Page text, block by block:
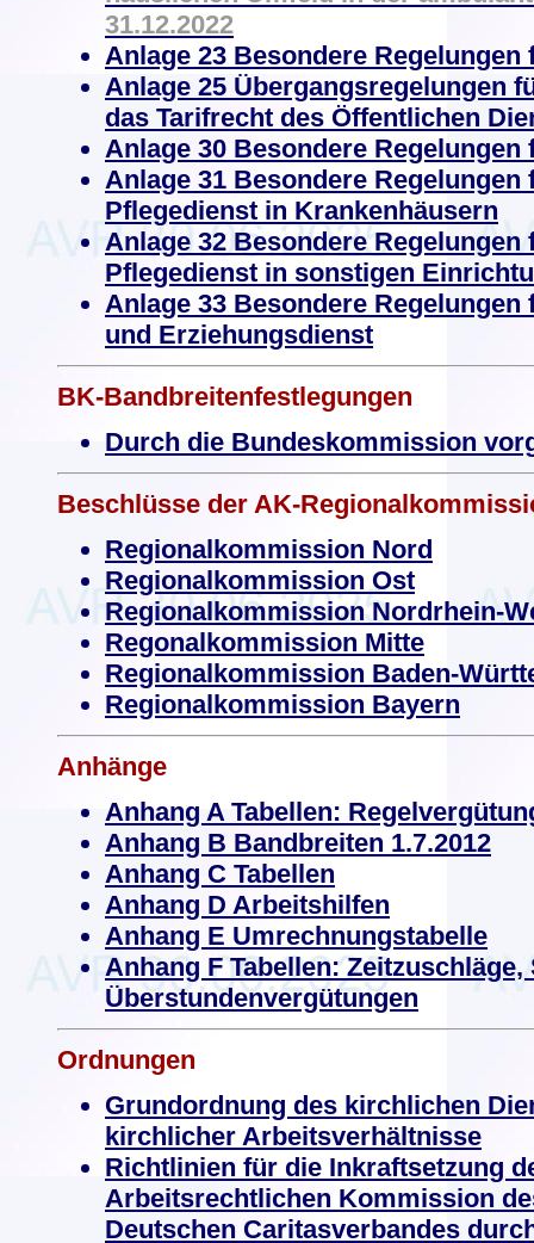
31.12.2022
Anlage 23 Besondere Regelungen
Anlage 25 Übergangsregelungen
das Tarifrecht des Öffentlichen
Anlage 30 Besondere
Anlage 31 Besondere
Pflegedienst in Krankenhäusern
Anlage 32 Besondere
Pflegedienst in sonstigen
Anlage 33 Besondere
und Erziehungsdienst
BK-Bandbreitenfestlegungen
Durch die Bundeskommission
Beschlüsse der AK-
Regionalkommission Nord
Regionalkommission Ost
Regionalkommission Nordrhein-
Regonalkommission Mitte
Regionalkommission Baden-
Regionalkommission Bayern
Anhänge
Anhang A Tabellen:
Anhang B Bandbreiten 1.7.2012
Anhang C Tabellen
Anhang D Arbeitshilfen
Anhang E Umrechnungstabelle
Anhang F Tabellen: Zeitzuschläge,
Überstundenvergütungen
Ordnungen
Grundordnung des kirchlichen
kirchlicher Arbeitsverhältnisse
Richtlinien für die Inkraftsetzung
Arbeitsrechtlichen Kommission
Deutschen Caritasverbandes